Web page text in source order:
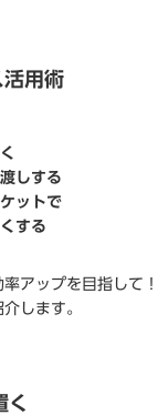
活用術
しする
ットで
する
アップを目指して
します。